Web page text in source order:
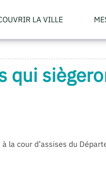
LA VILLE
cour d’assises du